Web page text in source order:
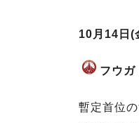
10月14日(
フウ
暫定首位